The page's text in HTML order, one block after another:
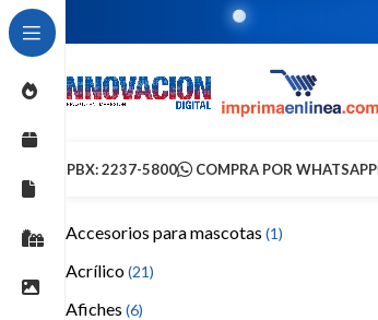
PBX: 2237-5800 COMPRA POR WHATSAPP
Accesorios para mascotas (1)
Acrílico(21)
Afiches (6)